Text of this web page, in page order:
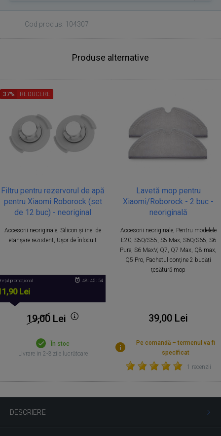
Cod produs: 104307
Produse alternative
Filtru pentru rezervorul de apă
pentru Xiaomi Roborock (set
de 12 buc) - neoriginal
Accesorii neoriginale, Silicon și inel de
etanșare rezistent, Ușor de înlocuit
37% REDUCERE
promoțional
Lei
48 : 45 : 54
19,00 Lei
În stoc
Livrare in 2-3 zile lucrătoare
Lavetă mop pentru
Xiaomi/Roborock - 2 buc -
neoriginală
Accesorii neoriginale, Pentru modelele
E20, S50/S55, S5 Max, S60/S65, S6
Pure, S6 MaxV, Q7, Q7 Max, Q8 max,
Q5 Pro, Pachetul conține 2 bucăți
țesătură mop
39,00 Lei
Pe comandă – termenul va fi
specificat
1 recenzii
DESCRIERE